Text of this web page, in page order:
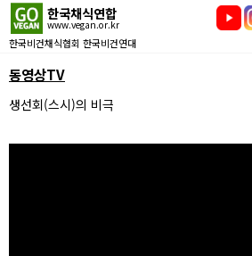
한국채식연합
www.vegan.or.kr
한국비건채식협회 한국비건연대
동영상TV
생선회(스시)의 비극